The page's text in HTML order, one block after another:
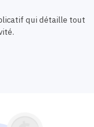
qui détaille tout